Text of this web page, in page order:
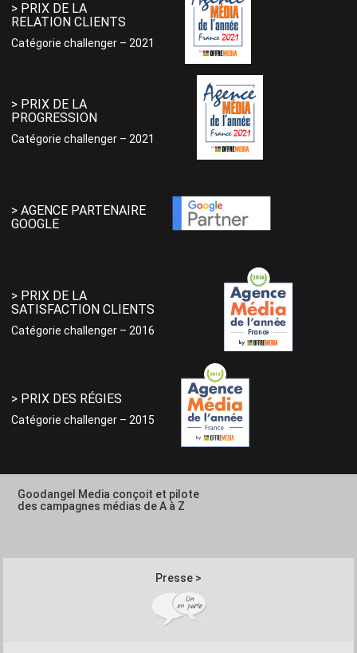
> PRIX DE LA
RELATION CLIENTS
Catégorie challenger – 2021
> PRIX DE LA
PROGRESSION
Catégorie challenger – 2021
> AGENCE PARTENAIRE
GOOGLE
> PRIX DE LA
SATISFACTION CLIENTS
Catégorie challenger – 2016
> PRIX DES RÉGIES
Catégorie challenger – 2015
Goodangel Media conçoit et pilote
des campagnes médias de A à Z
Presse >